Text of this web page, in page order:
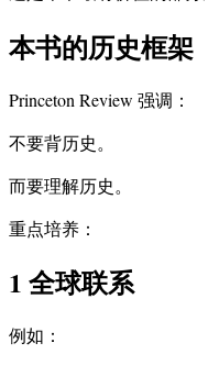
本书的历史框架
Princeton Review 强调：
不要背历史。
而要理解历史。
重点培养：
1 全球联系
例如：